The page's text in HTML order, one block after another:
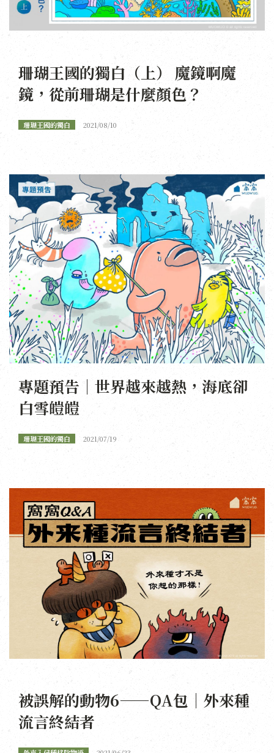
珊瑚王國的獨白（上） 魔鏡啊魔
鏡，從前珊瑚是什麼顏色？
珊瑚王國的獨白 2021/08/10
專題預告｜世界越來越熱，海底卻
白雪皚皚
珊瑚王國的獨白 2021/07/19
被誤解的動物6——QA包｜外來種
流言終結者